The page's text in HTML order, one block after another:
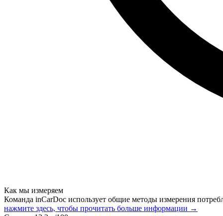
Как мы измеряем
Команда inCarDoc использует общие методы измерения
нажмите здесь, чтобы прочитать больше информации →